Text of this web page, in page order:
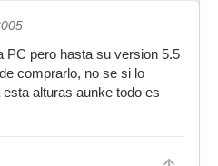
PC pero hasta su version 5.5
comprarlo, no se si lo
alturas aunke todo es